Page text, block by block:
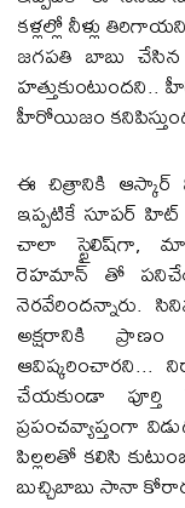
కళ్లల్లో నీళ్లు
జగపతి బాబు చేసిన
హీరోయిజం
ఈ చిత్రానికి
ఇప్పటికే సూపర్
చాలా స్టైలిష్‌గా,
రెహమాన్ తో
నెరవేరిందన్నారు.
అక్షరానికి
ఆవిష్కరించారని...
చేయకుండా పూర్తి
ప్రపంచవ్యాప్తంగా
పిల్లలతో కలిసి
బుచ్చిబాబు సానా